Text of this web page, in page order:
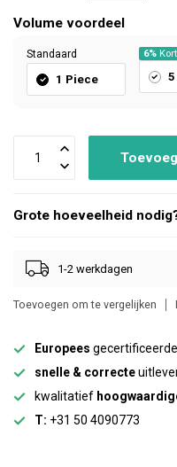
Volume voordeel
Standaard
1 Piece
6%
Grote hoeveelheid
1-2 werkdagen
Toevoegen om te vergelijken
Europees
snelle & correcte
kwalitatief
T: +31 50 4090773